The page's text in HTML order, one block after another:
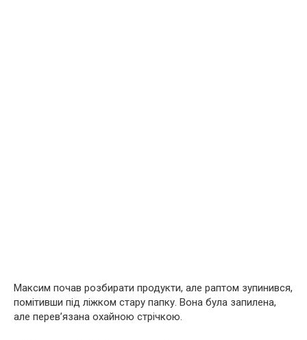
Максим почав розбирати продукти, але раптом зупинився,
помітивши під ліжком стару папку. Вона була запилена,
але перев’язана охайною стрічкою.